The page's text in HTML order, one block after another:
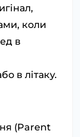
коли
в
в літаку.
(Parent